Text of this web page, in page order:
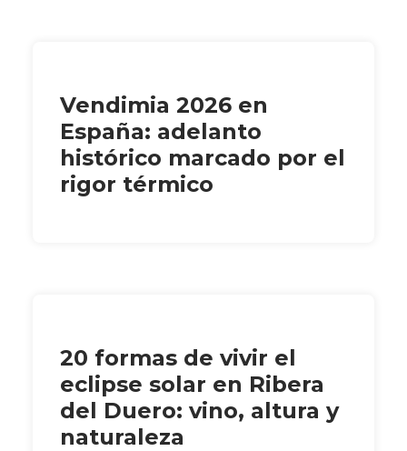
Vendimia 2026 en
España: adelanto
histórico marcado por el
rigor térmico
20 formas de vivir el
eclipse solar en Ribera
del Duero: vino, altura y
naturaleza